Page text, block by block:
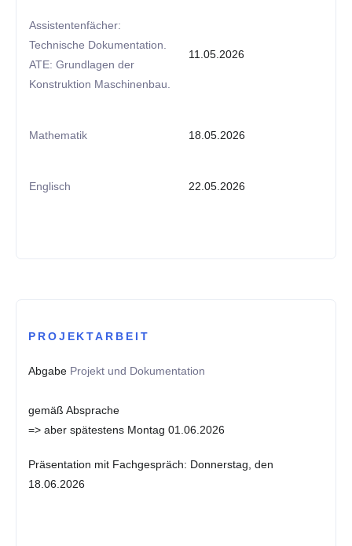
Assistentenfächer:
Technische Dokumentation.
ATE: Grundlagen der
Konstruktion Maschinenbau.
11.05.2026
Mathematik 18.05.2026
Englisch 22.05.2026
PROJEKTARBEIT
Abgabe Projekt und Dokumentation
gemäß Absprache
=> aber spätestens Montag 01.06.2026
Präsentation mit Fachgespräch: Donnerstag, den
18.06.2026